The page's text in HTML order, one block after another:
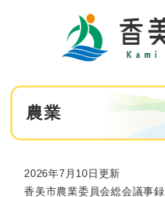
本
農業
2026年7月10日更新
香美市農業委員会総会議事録